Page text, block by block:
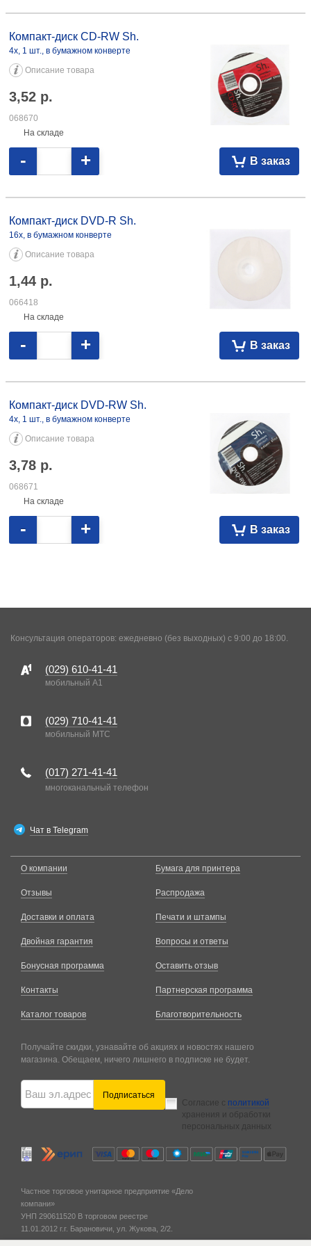
Компакт-диск CD-RW Sh.
4x, 1 шт., в бумажном конверте
Описание товара
3,52 р.
068670
На складе
В заказ
- +
Компакт-диск DVD-R Sh.
16x, в бумажном конверте
Описание товара
1,44 р.
066418
На складе
В заказ
- +
Компакт-диск DVD-RW Sh.
4x, 1 шт., в бумажном конверте
Описание товара
3,78 р.
068671
На складе
В заказ
- +
Консультация операторов: ежедневно (без выходных) с 9:00 до 18:00.
(029) 610-41-41
мобильный A1
(029) 710-41-41
мобильный MTC
(017) 271-41-41
многоканальный телефон
Чат в Telegram
О компании
Отзывы
Доставки и оплата
Двойная гарантия
Бонусная программа
Контакты
Каталог товаров
Бумага для принтера
Распродажа
Печати и штампы
Вопросы и ответы
Оставить отзыв
Партнерская программа
Благотворительность
Получайте скидки, узнавайте об акциях и новостях нашего
магазина. Обещаем, ничего лишнего в подписке не будет.
Подписаться
Согласие с политикой
хранения и обработки
персональных данных
Частное торговое унитарное предприятие «Дело
компани»
УНП 290611520 В торговом реестре
11.01.2012 г. г. Барановичи, ул. Жукова, 2/2.